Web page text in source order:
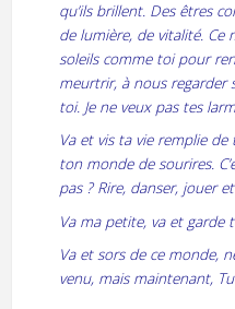
qu’ils brillent. Des êtres
de lumière, de vitalité. Ce
soleils comme toi pour
meurtrir, à nous regarder
toi. Je ne veux pas tes
Va et vis ta vie remplie
ton monde de sourires.
pas ? Rire, danser, jouer
Va ma petite, va et garde
Va et sors de ce monde,
venu, mais maintenant, Tu